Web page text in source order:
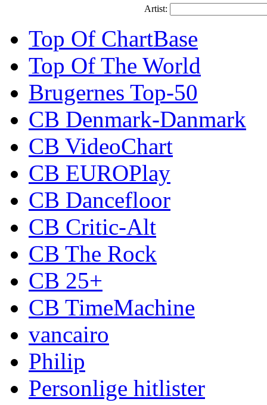
Artist:
Top Of ChartBase
Top Of The World
Brugernes Top-50
CB Denmark-Danmark
CB VideoChart
CB EUROPlay
CB Dancefloor
CB Critic-Alt
CB The Rock
CB 25+
CB TimeMachine
vancairo
Philip
Personlige hitlister